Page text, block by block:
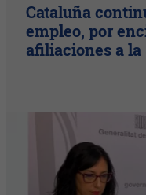
Cataluña
empleo, por
afiliaciones a la